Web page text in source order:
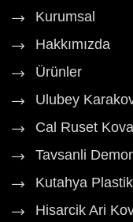
Kurumsal
Hakkımızda
Ürünler
Ulubey
Cal Ruset
Tavsanli
Kutahya
Hisarcik Ari